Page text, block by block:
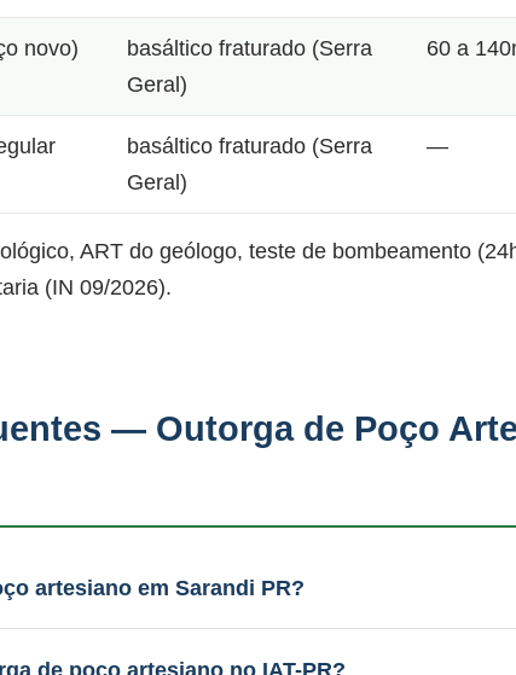
novo)
basáltico fraturado (Serra
Geral)
60 a
basáltico fraturado (Serra
Geral)
—
ART do geólogo, teste de bombeamento
(IN 09/2026).
— Outorga de Poço
artesiano em Sarandi PR?
técnico (laudo, ART, teste de bombeamento) e
é integrado. WhatsApp: (51) 99289-2188.
de poço artesiano no IAT-PR?